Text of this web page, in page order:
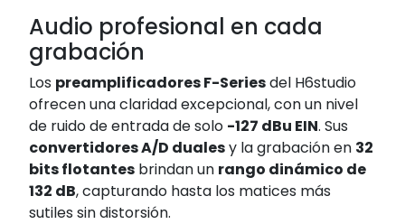
Audio profesional en cada
grabación
Los preamplificadores F-Seriesdel H6studio
ofrecen una claridad excepcional, con un nivel
de ruido de entrada de solo -127 dBu EIN. Sus
convertidores A/D dualesy la grabación en 32
bits flotantes brindan un rango dinámico de
132 dB, capturando hasta los matices más
sutiles sin distorsión.